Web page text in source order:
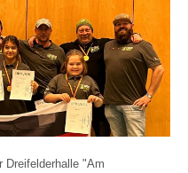
Dreifelderhalle "Am